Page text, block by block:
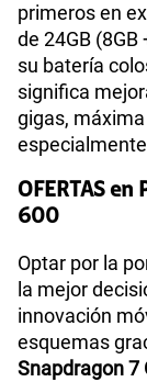
primeros en
de 24GB
su batería
significa
gigas,
OFERTAS
600
Optar por la
la mejor
innovación
esquemas
Snapdragon 7